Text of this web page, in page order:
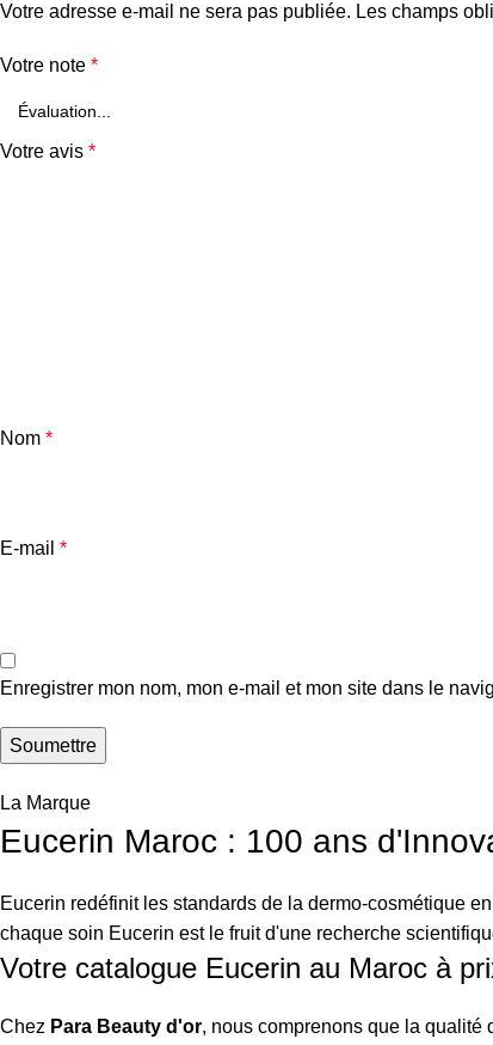
Votre adresse e-mail ne sera pas publiée. Les champs
Votre note *
Votre avis *
Nom *
E-mail *
Enregistrer mon nom, mon e-mail et mon site dans le
La Marque
Eucerin Maroc : 100 ans
Eucerin redéfinit les standards de la dermo-cosmétique
chaque soin Eucerin est le fruit d'une recherche
Votre catalogue Eucerin au Maroc à
Chez Para Beauty d'or, nous comprenons que la